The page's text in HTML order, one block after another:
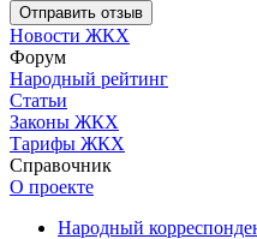
Новости ЖКХ
Форум
Народный рейтинг
Статьи
Законы ЖКХ
Тарифы ЖКХ
Справочник
О проекте
Народный